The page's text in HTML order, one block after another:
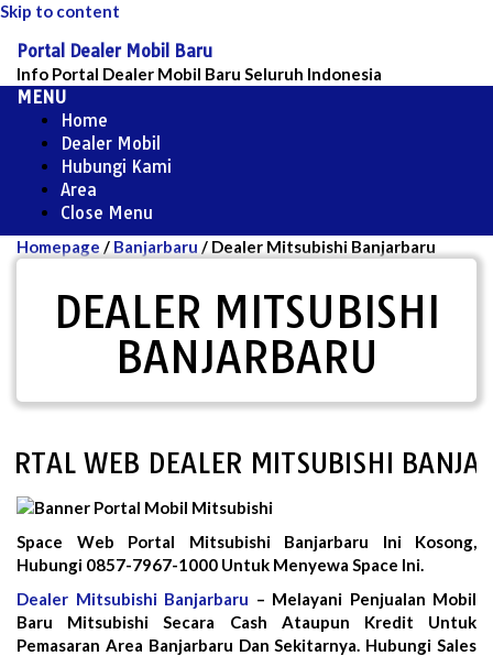
Skip to content
Portal Dealer Mobil Baru
Info Portal Dealer Mobil Baru Seluruh Indonesia
MENU
Home
Dealer Mobil
Hubungi Kami
Area
Close Menu
Homepage / Banjarbaru / Dealer Mitsubishi Banjarbaru
DEALER MITSUBISHI
BANJARBARU
WEB DEALER MITSUBISHI
Space Web Portal Mitsubishi Banjarbaru Ini Kosong,
Hubungi 0857-7967-1000 Untuk Menyewa Space Ini.
Dealer Mitsubishi Banjarbaru – Melayani Penjualan Mobil
Baru Mitsubishi Secara Cash Ataupun Kredit Untuk
Pemasaran Area Banjarbaru Dan Sekitarnya. Hubungi Sales